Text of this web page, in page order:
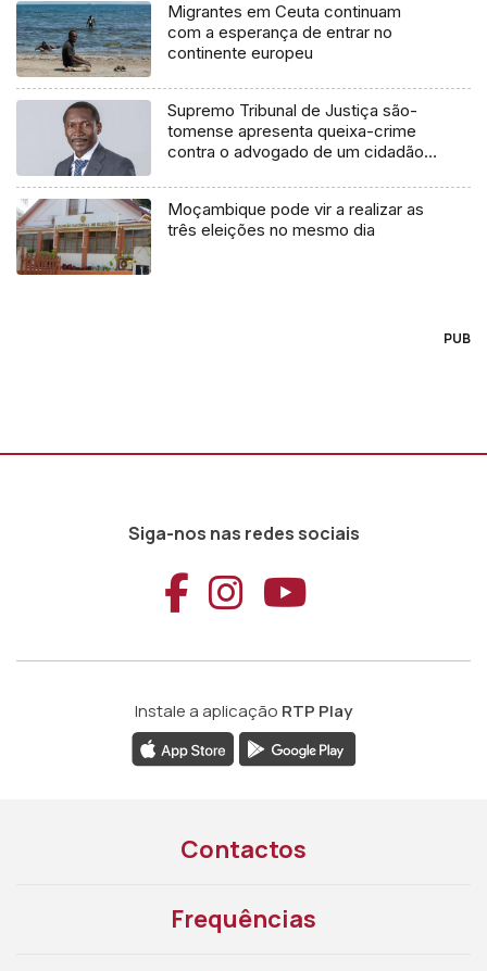
Migrantes em Ceuta continuam
com a esperança de entrar no
continente europeu
Supremo Tribunal de Justiça são-
tomense apresenta queixa-crime
contra o advogado de um cidadão
Moçambique pode vir a realizar as
três eleições no mesmo dia
PUB
Siga-nos nas redes sociais
Aceder ao
Aceder ao
Aceder
Instale a aplicação RTP Play
Contactos
Frequências